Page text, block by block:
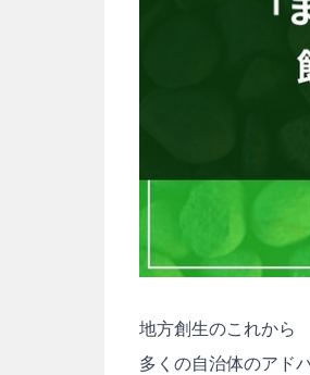
地方創生のこれから
多くの自治体のアド